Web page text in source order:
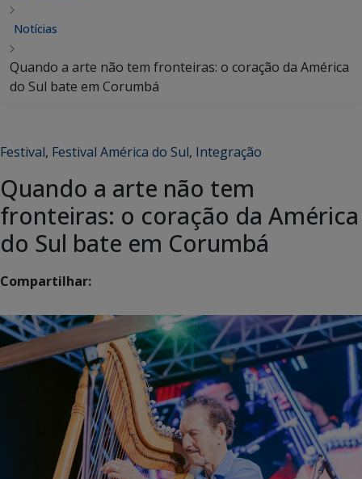
Notícias
Quando a arte não tem fronteiras: o coração da América
do Sul bate em Corumbá
Festival, Festival América do Sul, Integração
Quando a arte não tem
fronteiras: o coração da América
do Sul bate em Corumbá
Compartilhar: